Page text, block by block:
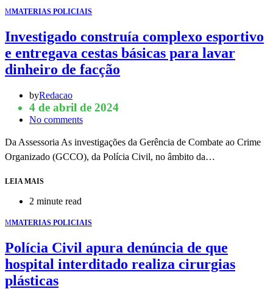
MMATERIAS POLICIAIS
Investigado construía complexo esportivo
e entregava cestas básicas para lavar
dinheiro de facção
byRedacao
4 de abril de 2024
No comments
Da Assessoria As investigações da Gerência de Combate ao Crime
Organizado (GCCO), da Polícia Civil, no âmbito da…
LEIA MAIS
2 minute read
MMATERIAS POLICIAIS
Polícia Civil apura denúncia de que
hospital interditado realiza cirurgias
plásticas